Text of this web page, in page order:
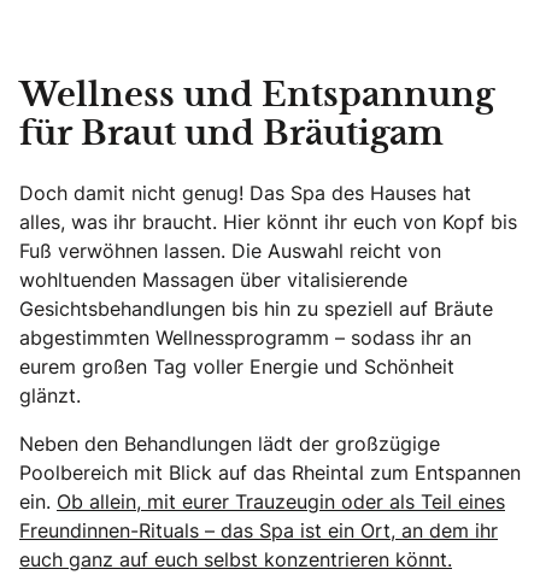
Wellness und Entspannung
für Braut und Bräutigam
Doch damit nicht genug! Das Spa des Hauses hat
alles, was ihr braucht. Hier könnt ihr euch von Kopf bis
Fuß verwöhnen lassen. Die Auswahl reicht von
wohltuenden Massagen über vitalisierende
Gesichtsbehandlungen bis hin zu speziell auf Bräute
abgestimmten Wellnessprogramm – sodass ihr an
eurem großen Tag voller Energie und Schönheit
glänzt.
Neben den Behandlungen lädt der großzügige
Poolbereich mit Blick auf das Rheintal zum Entspannen
ein. Ob allein, mit eurer Trauzeugin oder als Teil eines
Freundinnen-Rituals – das Spa ist ein Ort, an dem ihr
euch ganz auf euch selbst konzentrieren könnt.